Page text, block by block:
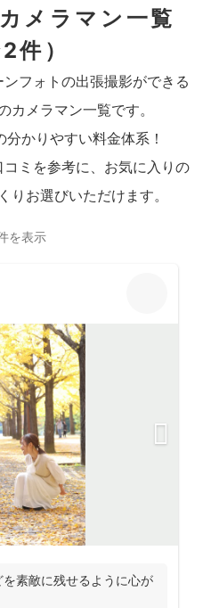
メラマン一覧
2件）
フォトの出張撮影ができる
カメラマン一覧です。
かりやすい料金体系！
ミを参考に、お気に入りの
りお選びいただけます。
を表示
素敵に残せるように心が